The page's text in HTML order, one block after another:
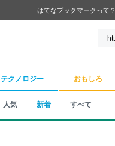
はてなブックマークって？
テクノロジー おもしろ
人気 新着 すべて